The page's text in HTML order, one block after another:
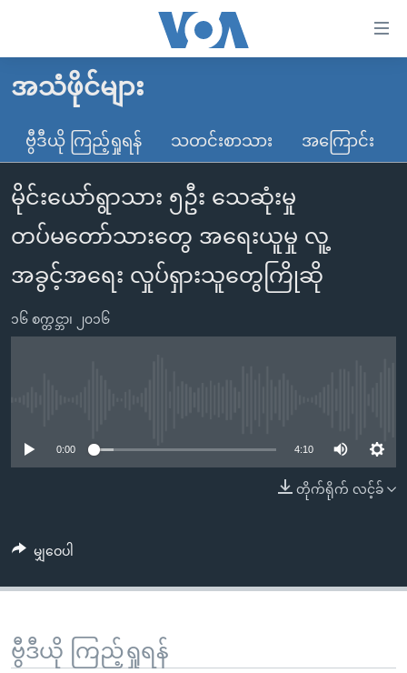
လွယ်ကူ
သည့်
Link
များ
ပင်မ
အကြောင်းအရာ
ကျော်
ကြည့်
ရှာဖွေ
နေရာ
သို့
မူလစာမျက်နှာ
မြန်မာ
ကမ္ဘာ့သတင်းများ
နိုင်ငံတကာ
အမေရိကန်
တရုတ်
အစ္စရေး-ပါလက်စတိုင်း
ဗွီဒီယို
သတင်းလွတ်လပ်ခွင့်
ရပ်ဝန်းတခု လမ်းတခု အလွန်
အင်္ဂလိပ်စာလေ့လာမယ်
အမေရိကန်သုံးအီဒီယံ
အပတ်စဉ်ကဏ္ဍများ
အသံဖိုင်များ
ဗွီဒီယို ကြည့်ရှုရန် သတင်းစာသား အကြောင်း
မိုင်းယော်ရွာသား ၅ဦး သေဆုံးမှု
တပ်မတော်သားတွေ အရေးယူမှု လူ့
အခွင့်အရေး လှုပ်ရှားသူတွေကြိုဆို
၁၆ စက္တင္ဘာ၊ ၂၀၁၆
0:00 4:10
တိုက်ရိုက် လင့်ခ်
မျှဝေပါ
ဗွီဒီယို ကြည့်ရှုရန်